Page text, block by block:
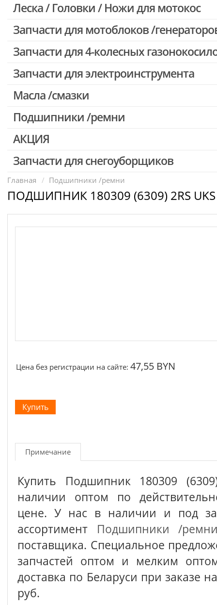
Запчасти для Китайских триммеров
Леска / Головки / Ножи для мотокос
Запчасти для мотоблоков /
Запчасти для 4-колесных
Запчасти для электроинструмента
Двигатели, редукторы для шуруповертов
Выключатели, переключатели
Запчасти для перфораторов и отбойных молотков
Запчасти для УШМ (болгарок)
Масла /смазки
Подшипники /ремни
АКЦИЯ
Скидка 50%
Запчасти для снегоуборщиков
Главная Подшипники /ремни
ПОДШИПНИК 180309 (6309) 2RS UKS
Цена без регистрации на сайте: 47,55 BYN
Примечание
Купить Подшипник 180309
наличии оптом по
цене. У нас в наличии и под
ассортимент Подшипники /
поставщика. Специальное
запчастей оптом и мелким
доставка по Беларуси при заказе
руб.